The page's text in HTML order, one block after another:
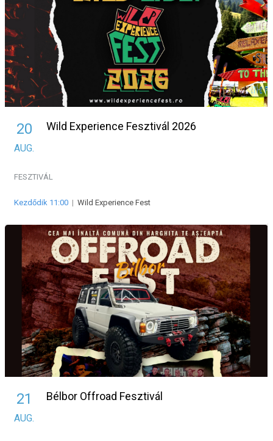
20
AUG.
Wild Experience Fesztivál 2026
FESZTIVÁL
Kezdődik 11:00 | Wild Experience Fest
21
AUG.
Bélbor Offroad Fesztivál